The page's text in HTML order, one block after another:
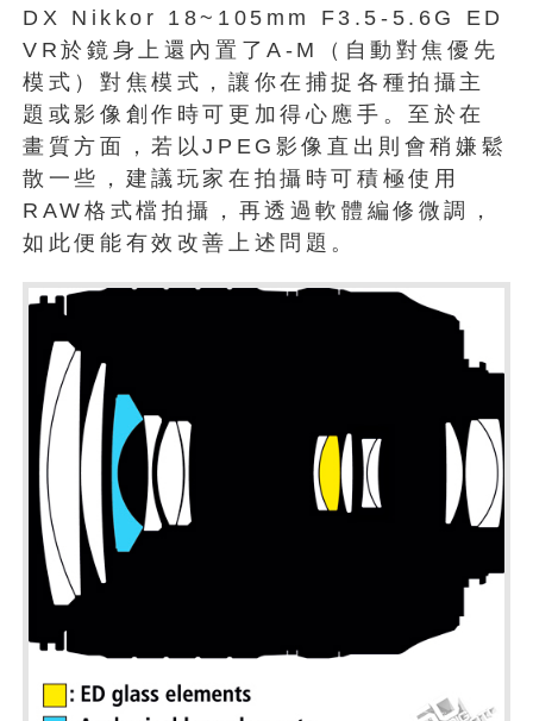
DX Nikkor 18~105mm F3.5-5.6G ED
VR於鏡身上還內置了A-M（自動對焦優先
模式）對焦模式，讓你在捕捉各種拍攝主
題或影像創作時可更加得心應手。至於在
畫質方面，若以JPEG影像直出則會稍嫌鬆
散一些，建議玩家在拍攝時可積極使用
RAW格式檔拍攝，再透過軟體編修微調，
如此便能有效改善上述問題。